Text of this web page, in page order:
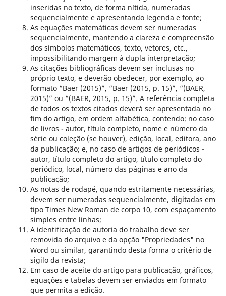
inseridas no texto, de forma nítida, numeradas
sequencialmente e apresentando legenda e fonte;
As equações matemáticas devem ser numeradas
sequencialmente, mantendo a clareza e compreensão
dos símbolos matemáticos, texto, vetores, etc.,
impossibilitando margem à dupla interpretação;
As citações bibliográficas devem ser inclusas no
próprio texto, e deverão obedecer, por exemplo, ao
formato “Baer (2015)”, “Baer (2015, p. 15)”, “(BAER,
2015)” ou “(BAER, 2015, p. 15)”. A referência completa
de todos os textos citados deverá ser apresentada no
fim do artigo, em ordem alfabética, contendo: no caso
de livros - autor, título completo, nome e número da
série ou coleção (se houver), edição, local, editora, ano
da publicação; e, no caso de artigos de periódicos -
autor, título completo do artigo, título completo do
periódico, local, número das páginas e ano da
publicação;
As notas de rodapé, quando estritamente necessárias,
devem ser numeradas sequencialmente, digitadas em
tipo Times New Roman de corpo 10, com espaçamento
simples entre linhas;
A identificação de autoria do trabalho deve ser
removida do arquivo e da opção "Propriedades" no
Word ou similar, garantindo desta forma o critério de
sigilo da revista;
Em caso de aceite do artigo para publicação, gráficos,
equações e tabelas devem ser enviados em formato
que permita a edição.